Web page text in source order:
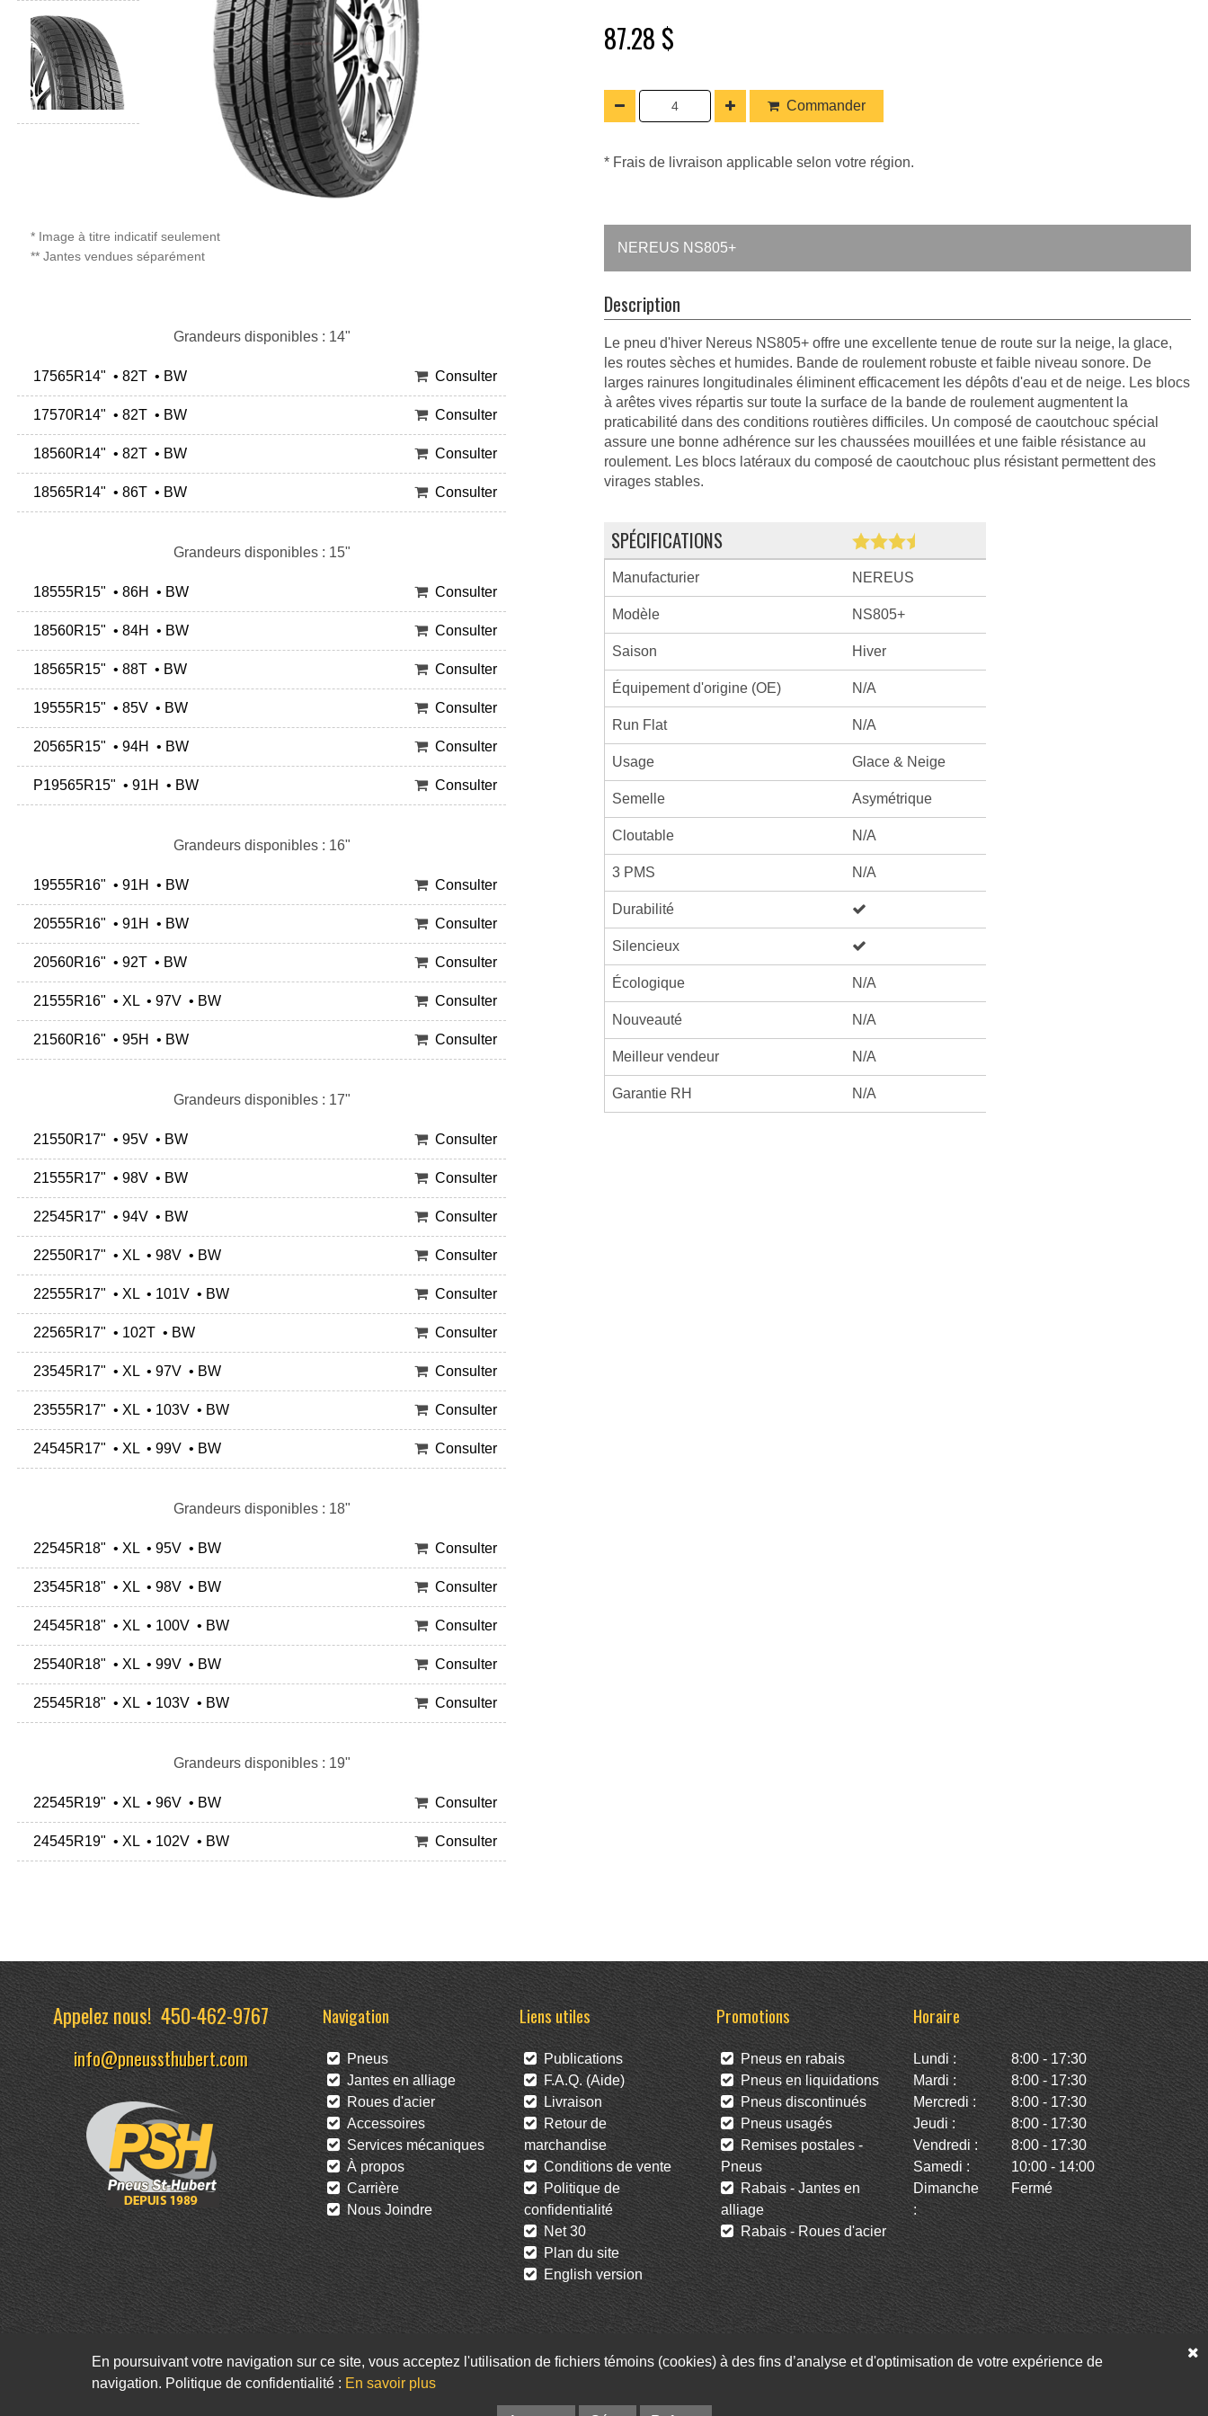
* Image à titre indicatif seulement
** Jantes vendues séparément
Grandeurs disponibles : 14"
17565R14" • 82T • BW Consulter
17570R14" • 82T • BW Consulter
18560R14" • 82T • BW Consulter
18565R14" • 86T • BW Consulter
Grandeurs disponibles : 15"
18555R15" • 86H • BW Consulter
18560R15" • 84H • BW Consulter
18565R15" • 88T • BW Consulter
19555R15" • 85V • BW Consulter
20565R15" • 94H • BW Consulter
P19565R15" • 91H • BW Consulter
Grandeurs disponibles : 16"
19555R16" • 91H • BW Consulter
20555R16" • 91H • BW Consulter
20560R16" • 92T • BW Consulter
21555R16" • XL • 97V • BW Consulter
21560R16" • 95H • BW Consulter
Grandeurs disponibles : 17"
21550R17" • 95V • BW Consulter
21555R17" • 98V • BW Consulter
22545R17" • 94V • BW Consulter
22550R17" • XL • 98V • BW Consulter
22555R17" • XL • 101V • BW Consulter
22565R17" • 102T • BW Consulter
23545R17" • XL • 97V • BW Consulter
23555R17" • XL • 103V • BW Consulter
24545R17" • XL • 99V • BW Consulter
Grandeurs disponibles : 18"
22545R18" • XL • 95V • BW Consulter
23545R18" • XL • 98V • BW Consulter
24545R18" • XL • 100V • BW Consulter
25540R18" • XL • 99V • BW Consulter
25545R18" • XL • 103V • BW Consulter
Grandeurs disponibles : 19"
22545R19" • XL • 96V • BW Consulter
24545R19" • XL • 102V • BW Consulter
87.28 $
Commander
* Frais de livraison applicable selon votre région.
NEREUS NS805+
Description
Le pneu d'hiver Nereus NS805+ offre une excellente tenue de route sur la neige, la glace,
les routes sèches et humides. Bande de roulement robuste et faible niveau sonore. De
larges rainures longitudinales éliminent efficacement les dépôts d'eau et de neige. Les blocs
à arêtes vives répartis sur toute la surface de la bande de roulement augmentent la
praticabilité dans des conditions routières difficiles. Un composé de caoutchouc spécial
assure une bonne adhérence sur les chaussées mouillées et une faible résistance au
roulement. Les blocs latéraux du composé de caoutchouc plus résistant permettent des
virages stables.
SPÉCIFICATIONS
Manufacturier NEREUS
Modèle NS805+
Saison Hiver
Équipement d'origine (OE) N/A
Run Flat N/A
Usage Glace & Neige
Semelle Asymétrique
Cloutable N/A
3 PMS N/A
Durabilité
Silencieux
Écologique N/A
Nouveauté N/A
Meilleur vendeur N/A
Garantie RH N/A
Appelez nous!450-462-9767
info@pneussthubert.com
Navigation
Pneus
Jantes en alliage
Roues d'acier
Accessoires
Services mécaniques
À propos
Carrière
Nous Joindre
Liens utiles
Publications
F.A.Q. (Aide)
Livraison
Retour de
marchandise
Conditions de vente
Politique de
confidentialité
Net 30
Plan du site
English version
Promotions
Pneus en rabais
Pneus en liquidations
Pneus discontinués
Pneus usagés
Remises postales -
Pneus
Rabais - Jantes en
alliage
Rabais - Roues d'acier
Horaire
Lundi :
8:00 - 17:30
Mardi :
8:00 - 17:30
Mercredi :
8:00 - 17:30
Jeudi :
8:00 - 17:30
Vendredi :
8:00 - 17:30
Samedi :
10:00 - 14:00
Dimanche
:
Fermé
Facebook Twitter Infolettre
En poursuivant votre navigation sur ce site, vous acceptez l'utilisation de fichiers témoins (cookies) à des fins d’analyse et d'optimisation de votre expérience de
navigation. Politique de confidentialité : En savoir plus